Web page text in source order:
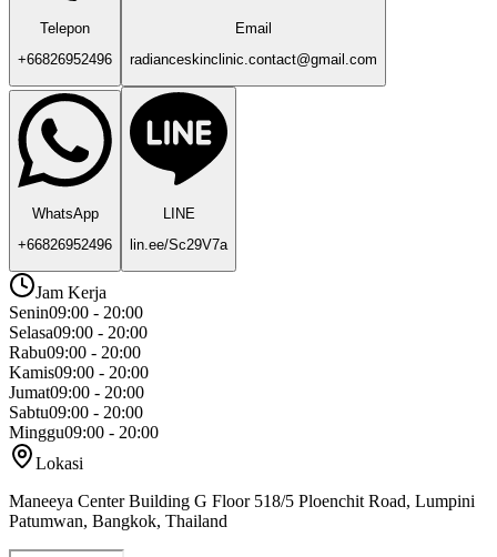
Telepon
+66826952496
Email
radianceskinclinic.contact@gmail.com
WhatsApp
+66826952496
LINE
lin.ee/Sc29V7a
Jam Kerja
Senin09:00 - 20:00
Selasa09:00 - 20:00
Rabu09:00 - 20:00
Kamis09:00 - 20:00
Jumat09:00 - 20:00
Sabtu09:00 - 20:00
Minggu09:00 - 20:00
Lokasi
Maneeya Center Building G Floor 518/5 Ploenchit Road, Lumpini
Patumwan, Bangkok, Thailand